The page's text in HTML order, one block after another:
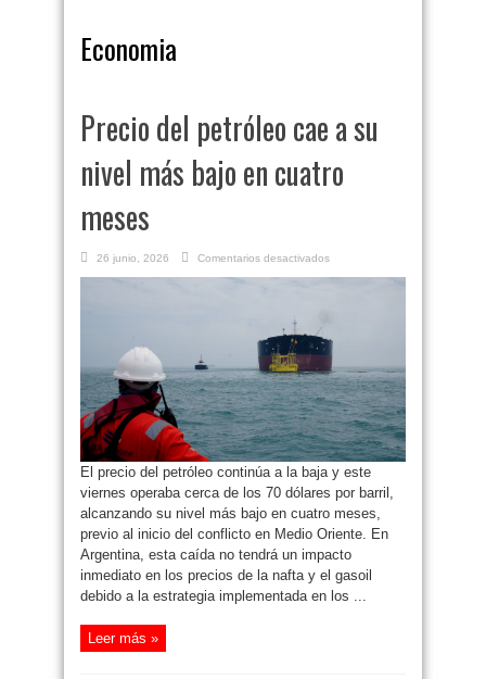
Economia
Precio del petróleo cae a su
nivel más bajo en cuatro
meses
26 junio, 2026 Comentarios desactivados
del
nivel
en
cuatro
meses
El precio del petróleo continúa a la baja y este
viernes operaba cerca de los 70 dólares por barril,
alcanzando su nivel más bajo en cuatro meses,
previo al inicio del conflicto en Medio Oriente. En
Argentina, esta caída no tendrá un impacto
inmediato en los precios de la nafta y el gasoil
debido a la estrategia implementada en los ...
Leer más »